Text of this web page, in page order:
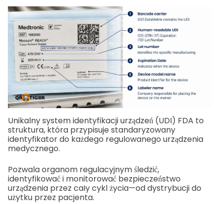
Unikalny system identyfikacji urządzeń (UDI) FDA to
struktura, która przypisuje standaryzowany
identyfikator do każdego regulowanego urządzenia
medycznego.
Pozwala organom regulacyjnym śledzić,
identyfikować i monitorować bezpieczeństwo
urządzenia przez cały cykl życia—od dystrybucji do
użytku przez pacjenta.